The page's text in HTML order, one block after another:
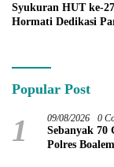
Syukuran HUT ke-
Hormati Dedikasi
Popular Post
1 09/08/2026 0
Sebanyak 70
Polres